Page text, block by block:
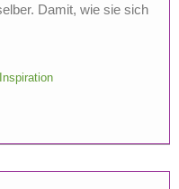
Damit, wie sie sich
Inspiration